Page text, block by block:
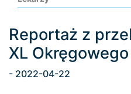
Loading...
Reportaż z
XL
- 2022-04-22